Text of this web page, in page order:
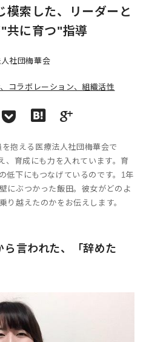
模索した、リーダーと
共に育つ"指導
人社団梅華会
コラボレーション、組織活性
抱える医療法人社団梅華会で
、育成にも力を入れています。育
低下にもつなげているのです。1年
にぶつかった飯田。彼女がどのよ
り越えたのかをお伝えします。
言われた、「辞めた